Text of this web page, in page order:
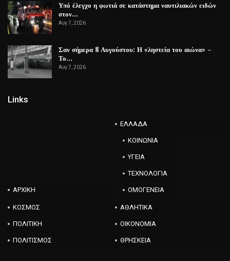
Υπό έλεγχο η φωτιά σε κατάστημα ναυτιλιακών ειδών
στον…
Αυγ 7, 2026
Σαν σήμερα 8 Αυγούστου: Η «ληστεία του αιώνα» –
Το…
Αυγ 7, 2026
Links
ΑΡΧΙΚΗ
ΕΛΛΑΔΑ
ΚΟΙΝΩΝΙΑ
ΥΓΕΙΑ
ΤΕΧΝΟΛΟΓΙΑ
ΟΜΟΓΕΝΕΙΑ
ΚΟΣΜΟΣ ΑΘΛΗΤΙΚΑ
ΠΟΛΙΤΙΚΗ ΟΙΚΟΝΟΜΙΑ
ΠΟΛΙΤΙΣΜΟΣ ΘΡΗΣΚΕΙΑ